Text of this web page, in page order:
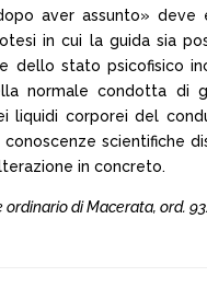
aver assunto»
in cui la guida sia
stato psicofisico
normale condotta
liquidi corporei del
scientifiche
in concreto.
di Macerata, ord.